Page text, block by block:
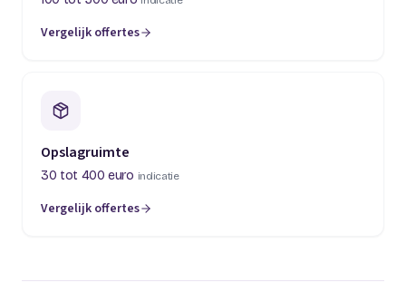
Vergelijk offertes
(opent in een nieuw tabblad)
Opslagruimte
30 tot 400 euro indicatie
Vergelijk offertes
(opent in een nieuw tabblad)